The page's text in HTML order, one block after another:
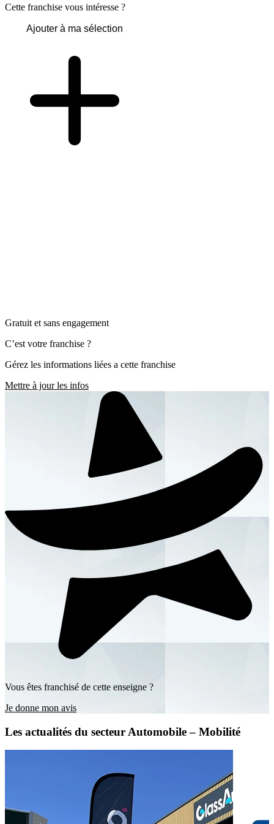
Cette franchise vous intéresse ?
Ajouter à ma sélection
Gratuit et sans engagement
C’est votre franchise ?
Gérez les informations liées a cette franchise
Mettre à jour les infos
Vous êtes franchisé de cette enseigne ?
Je donne mon avis
Les actualités du secteur Automobile – Mobilité